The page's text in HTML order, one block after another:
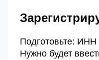
Подготовьте: ИНН
Нужно будет